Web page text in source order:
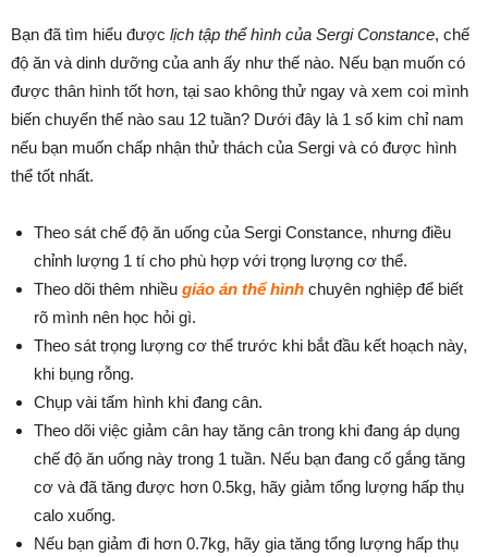
Bạn đã tìm hiểu được lịch tập thể hình của Sergi Constance, chế
độ ăn và dinh dưỡng của anh ấy như thế nào. Nếu bạn muốn có
được thân hình tốt hơn, tại sao không thử ngay và xem coi mình
biến chuyển thế nào sau 12 tuần? Dưới đây là 1 số kim chỉ nam
nếu bạn muốn chấp nhận thử thách của Sergi và có được hình
thể tốt nhất.
Theo sát chế độ ăn uống của Sergi Constance, nhưng điều
chỉnh lượng 1 tí cho phù hợp với trọng lượng cơ thể.
Theo dõi thêm nhiều giáo án thể hình chuyên nghiệp để biết
rõ mình nên học hỏi gì.
Theo sát trọng lượng cơ thể trước khi bắt đầu kết hoạch này,
khi bụng rỗng.
Chụp vài tấm hình khi đang cân.
Theo dõi việc giảm cân hay tăng cân trong khi đang áp dụng
chế độ ăn uống này trong 1 tuần. Nếu bạn đang cố gắng tăng
cơ và đã tăng được hơn 0.5kg, hãy giảm tổng lượng hấp thụ
calo xuống.
Nếu bạn giảm đi hơn 0.7kg, hãy gia tăng tổng lượng hấp thụ